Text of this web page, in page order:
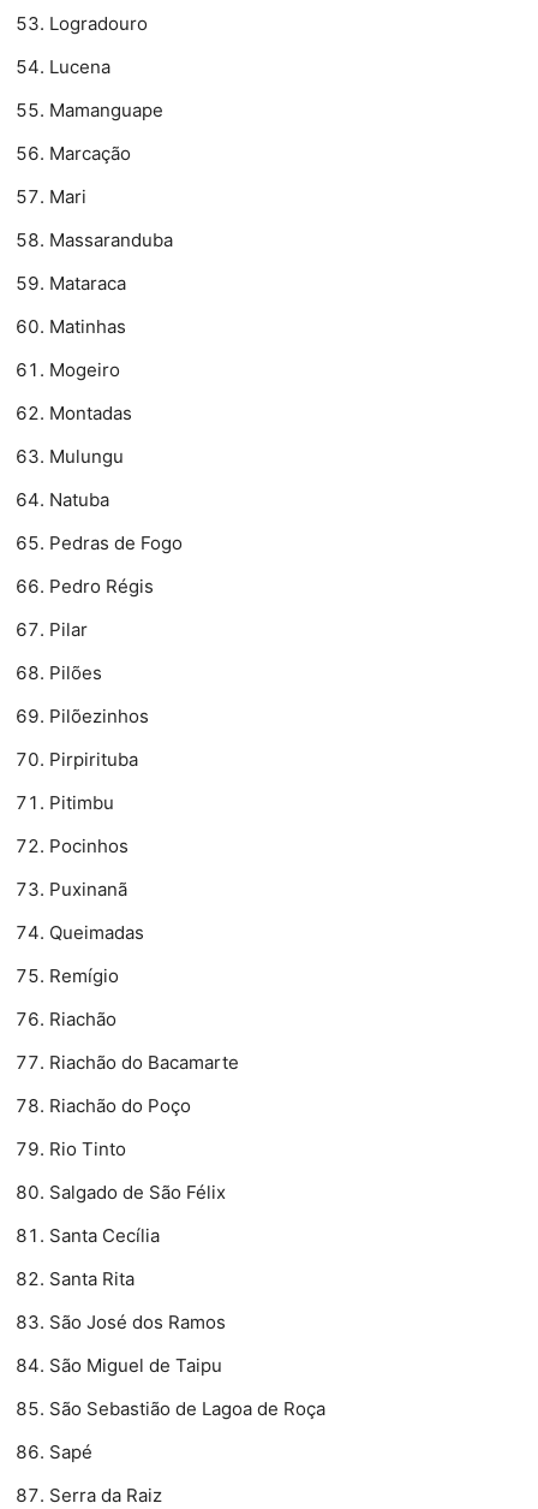
Logradouro
Lucena
Mamanguape
Marcação
Mari
Massaranduba
Mataraca
Matinhas
Mogeiro
Montadas
Mulungu
Natuba
Pedras de Fogo
Pedro Régis
Pilar
Pilões
Pilõezinhos
Pirpirituba
Pitimbu
Pocinhos
Puxinanã
Queimadas
Remígio
Riachão
Riachão do Bacamarte
Riachão do Poço
Rio Tinto
Salgado de São Félix
Santa Cecília
Santa Rita
São José dos Ramos
São Miguel de Taipu
São Sebastião de Lagoa de Roça
Sapé
Serra da Raiz